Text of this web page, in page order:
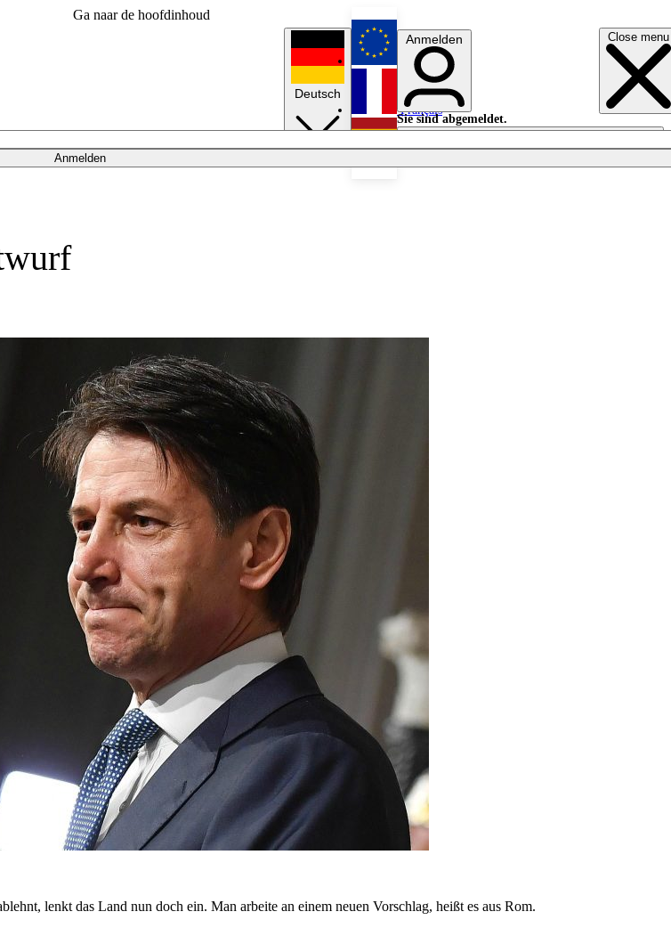
Ga naar de hoofdinhoud
Close menu
Anmelden
Deutsch
English
Français
Anmelden
Sie sind abgemeldet.
Anmelden
Licht aus
lenkt das Land nun doch ein. Man arbeite an einem neuen Vorschlag, heißt es aus Rom.